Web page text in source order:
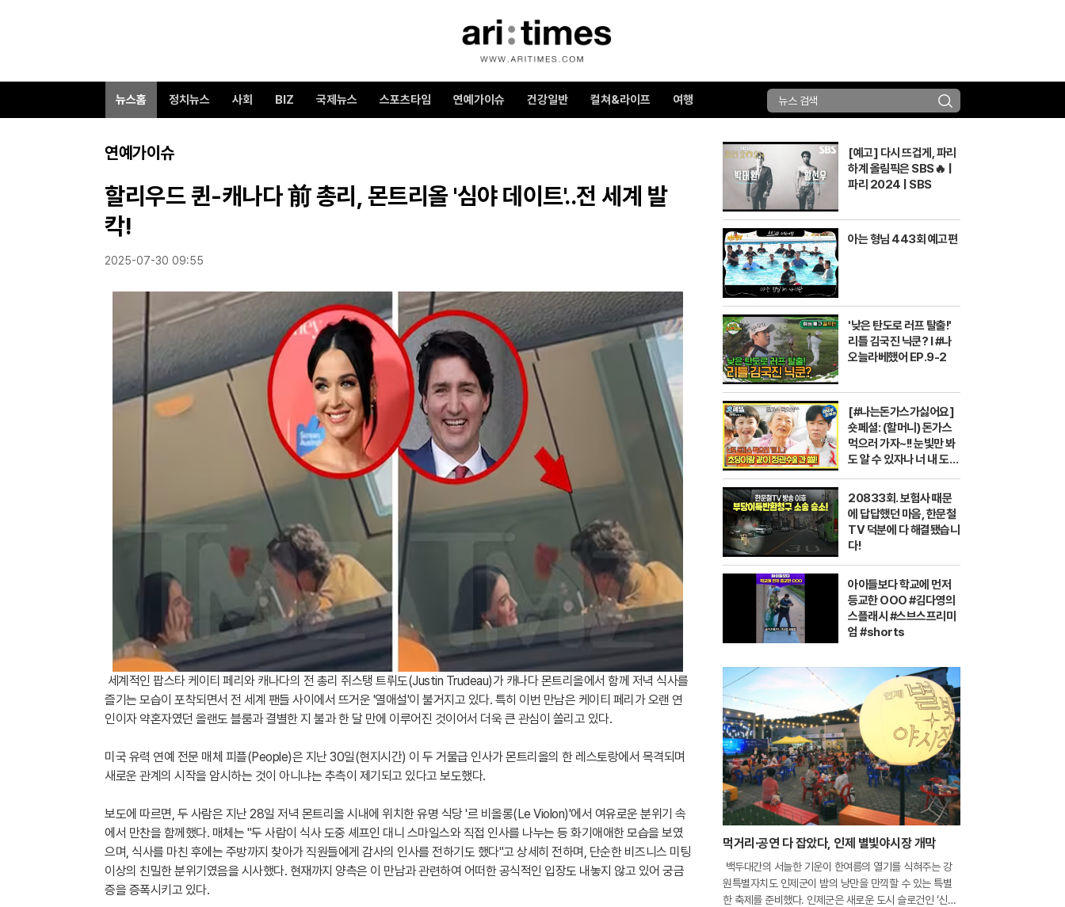
검
색
뉴스홈 정치뉴스 사회 BIZ 국제뉴스 스포츠타임 연예가이슈 건강일반 컬쳐&라이프 여행
연예가이슈
할리우드 퀸-캐나다 前 총리, 몬트리올 '심야 데이트'..전 세계 발
칵!
2025-07-30 09:55
세계적인 팝스타 케이티 페리와 캐나다의 전 총리 쥐스탱 트뤼도(Justin Trudeau)가 캐나다 몬트리올에서 함께 저녁 식사를
즐기는 모습이 포착되면서 전 세계 팬들 사이에서 뜨거운 '열애설'이 불거지고 있다. 특히 이번 만남은 케이티 페리가 오랜 연
인이자 약혼자였던 올랜도 블룸과 결별한 지 불과 한 달 만에 이루어진 것이어서 더욱 큰 관심이 쏠리고 있다.
미국 유력 연예 전문 매체 피플(People)은 지난 30일(현지시간) 이 두 거물급 인사가 몬트리올의 한 레스토랑에서 목격되며
새로운 관계의 시작을 암시하는 것이 아니냐는 추측이 제기되고 있다고 보도했다.
보도에 따르면, 두 사람은 지난 28일 저녁 몬트리올 시내에 위치한 유명 식당 '르 비올롱(Le Violon)'에서 여유로운 분위기 속
에서 만찬을 함께했다. 매체는 "두 사람이 식사 도중 셰프인 대니 스마일스와 직접 인사를 나누는 등 화기애애한 모습을 보였
으며, 식사를 마친 후에는 주방까지 찾아가 직원들에게 감사의 인사를 전하기도 했다"고 상세히 전하며, 단순한 비즈니스 미팅
이상의 친밀한 분위기였음을 시사했다. 현재까지 양측은 이 만남과 관련하여 어떠한 공식적인 입장도 내놓지 않고 있어 궁금
증을 증폭시키고 있다.
[예고] 다시 뜨겁게, 파리
하계 올림픽은 SBS🔥 |
파리 2024 | SBS
아는 형님 443회 예고편
'낮은 탄도로 러프 탈출!'
리틀 김국진 닉쿤? I #나
오늘라베했어 EP.9-2
[#나는돈가스가싫어요]
숏페셜: (할머니) 돈가스
먹으러 가자~!! 눈빛만 봐
도 알 수 있자나 너 내 도도
동지가 돼랏!🌶️😭 #The
PorkCutlet MBC24
0706방송
20833회. 보험사 때문
에 답답했던 마음, 한문철
TV 덕분에 다 해결됐습니
다!
아이들보다 학교에 먼저
등교한 OOO #김다영의
스플래시 #스브스프리미
엄 #shorts
먹거리·공연 다 잡았다, 인제 별빛야시장 개막
백두대간의 서늘한 기운이 한여름의 열기를 식혀주는 강
원특별자치도 인제군이 밤의 낭만을 만끽할 수 있는 특별
한 축제를 준비했다. 인제군은 새로운 도시 슬로건인 ‘신나